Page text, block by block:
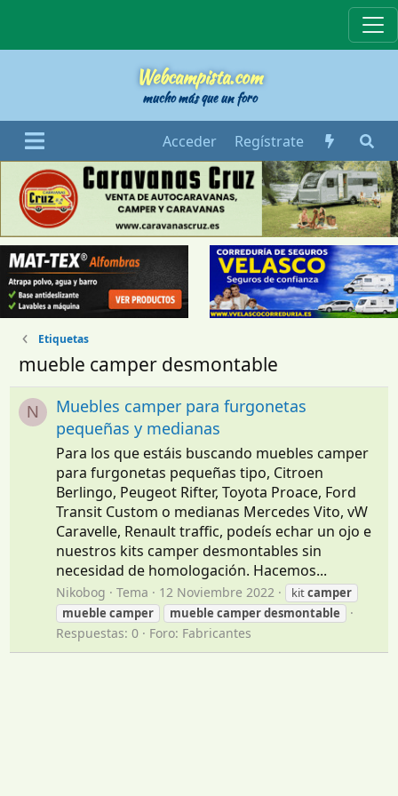
Webcampista.com
mucho más que un foro
Acceder Regístrate
Etiquetas
mueble camper desmontable
N
Muebles camper para furgonetas
pequeñas y medianas
Para los que estáis buscando muebles camper
para furgonetas pequeñas tipo, Citroen
Berlingo, Peugeot Rifter, Toyota Proace, Ford
Transit Custom o medianas Mercedes Vito, vW
Caravelle, Renault traffic, podeís echar un ojo e
nuestros kits camper desmontables sin
necesidad de homologación. Hacemos...
Nikobog Tema 12 Noviembre 2022 kitcamper
mueble camper mueble camperdesmontable
Respuestas: 0 Foro: Fabricantes